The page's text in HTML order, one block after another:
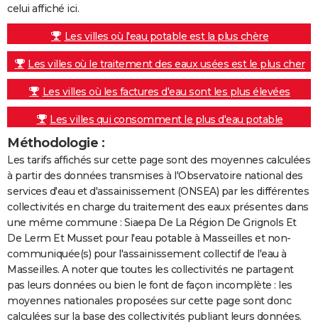
celui affiché ici.
Les villes où l'eau potable est la plus chère
Les villes où le traitement des eaux usées est le plus cher
Les villes où les factures d'eau sont les plus élevées
Les villes qui consomment le plus d'eau potable
Méthodologie :
Les tarifs affichés sur cette page sont des moyennes calculées
à partir des données transmises à l'Observatoire national des
services d'eau et d'assainissement (ONSEA) par les différentes
collectivités en charge du traitement des eaux présentes dans
une même commune : Siaepa De La Région De Grignols Et
De Lerm Et Musset pour l'eau potable à Masseilles et non-
communiquée(s) pour l'assainissement collectif de l'eau à
Masseilles. A noter que toutes les collectivités ne partagent
pas leurs données ou bien le font de façon incomplète : les
moyennes nationales proposées sur cette page sont donc
calculées sur la base des collectivités publiant leurs données.